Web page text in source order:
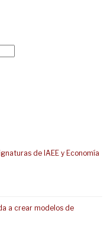
de IAEE y Economía
a crear modelos de